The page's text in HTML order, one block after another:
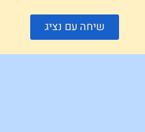
שיחה עם נציג